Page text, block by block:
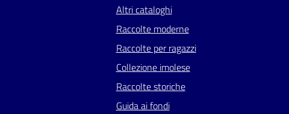
Altri cataloghi
Raccolte moderne
Raccolte per ragazzi
Collezione imolese
Raccolte storiche
Guida ai fondi